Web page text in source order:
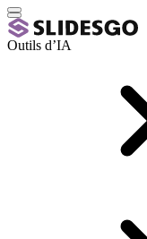
Outils d’IA